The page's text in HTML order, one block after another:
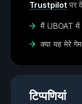
Trustpilot पर
मैं UBOAT
क्या यह मेरे
टिप्पणियां